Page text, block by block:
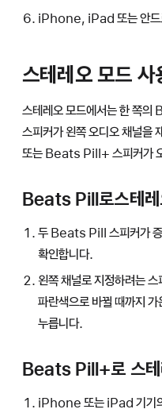
iPhone, iPad 또는 안드
스테레오 모드 사
스테레오 모드에서는 한 쪽
스피커가 왼쪽 오디오 채널
또는 Beats Pill+ 스피커가
Beats Pill로스테레
두 Beats Pill 스피커가 증
확인합니다.
왼쪽 채널로 지정하려는 스
파란색으로 바뀔 때까지 가
누릅니다.
Beats Pill+로 스테
iPhone 또는 iPad 기기